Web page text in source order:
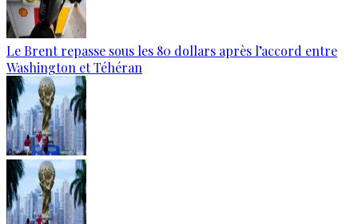
Le Brent repasse sous les 80 dollars après l’accord entre
Washington et Téhéran